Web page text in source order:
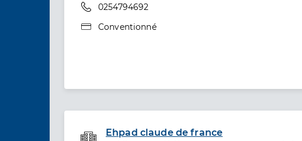
Téléphone
0254794692
Type de convention
Conventionné
Ehpad claude de france